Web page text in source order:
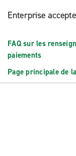
Enterprise
FAQ sur les
paiements
Page principale de